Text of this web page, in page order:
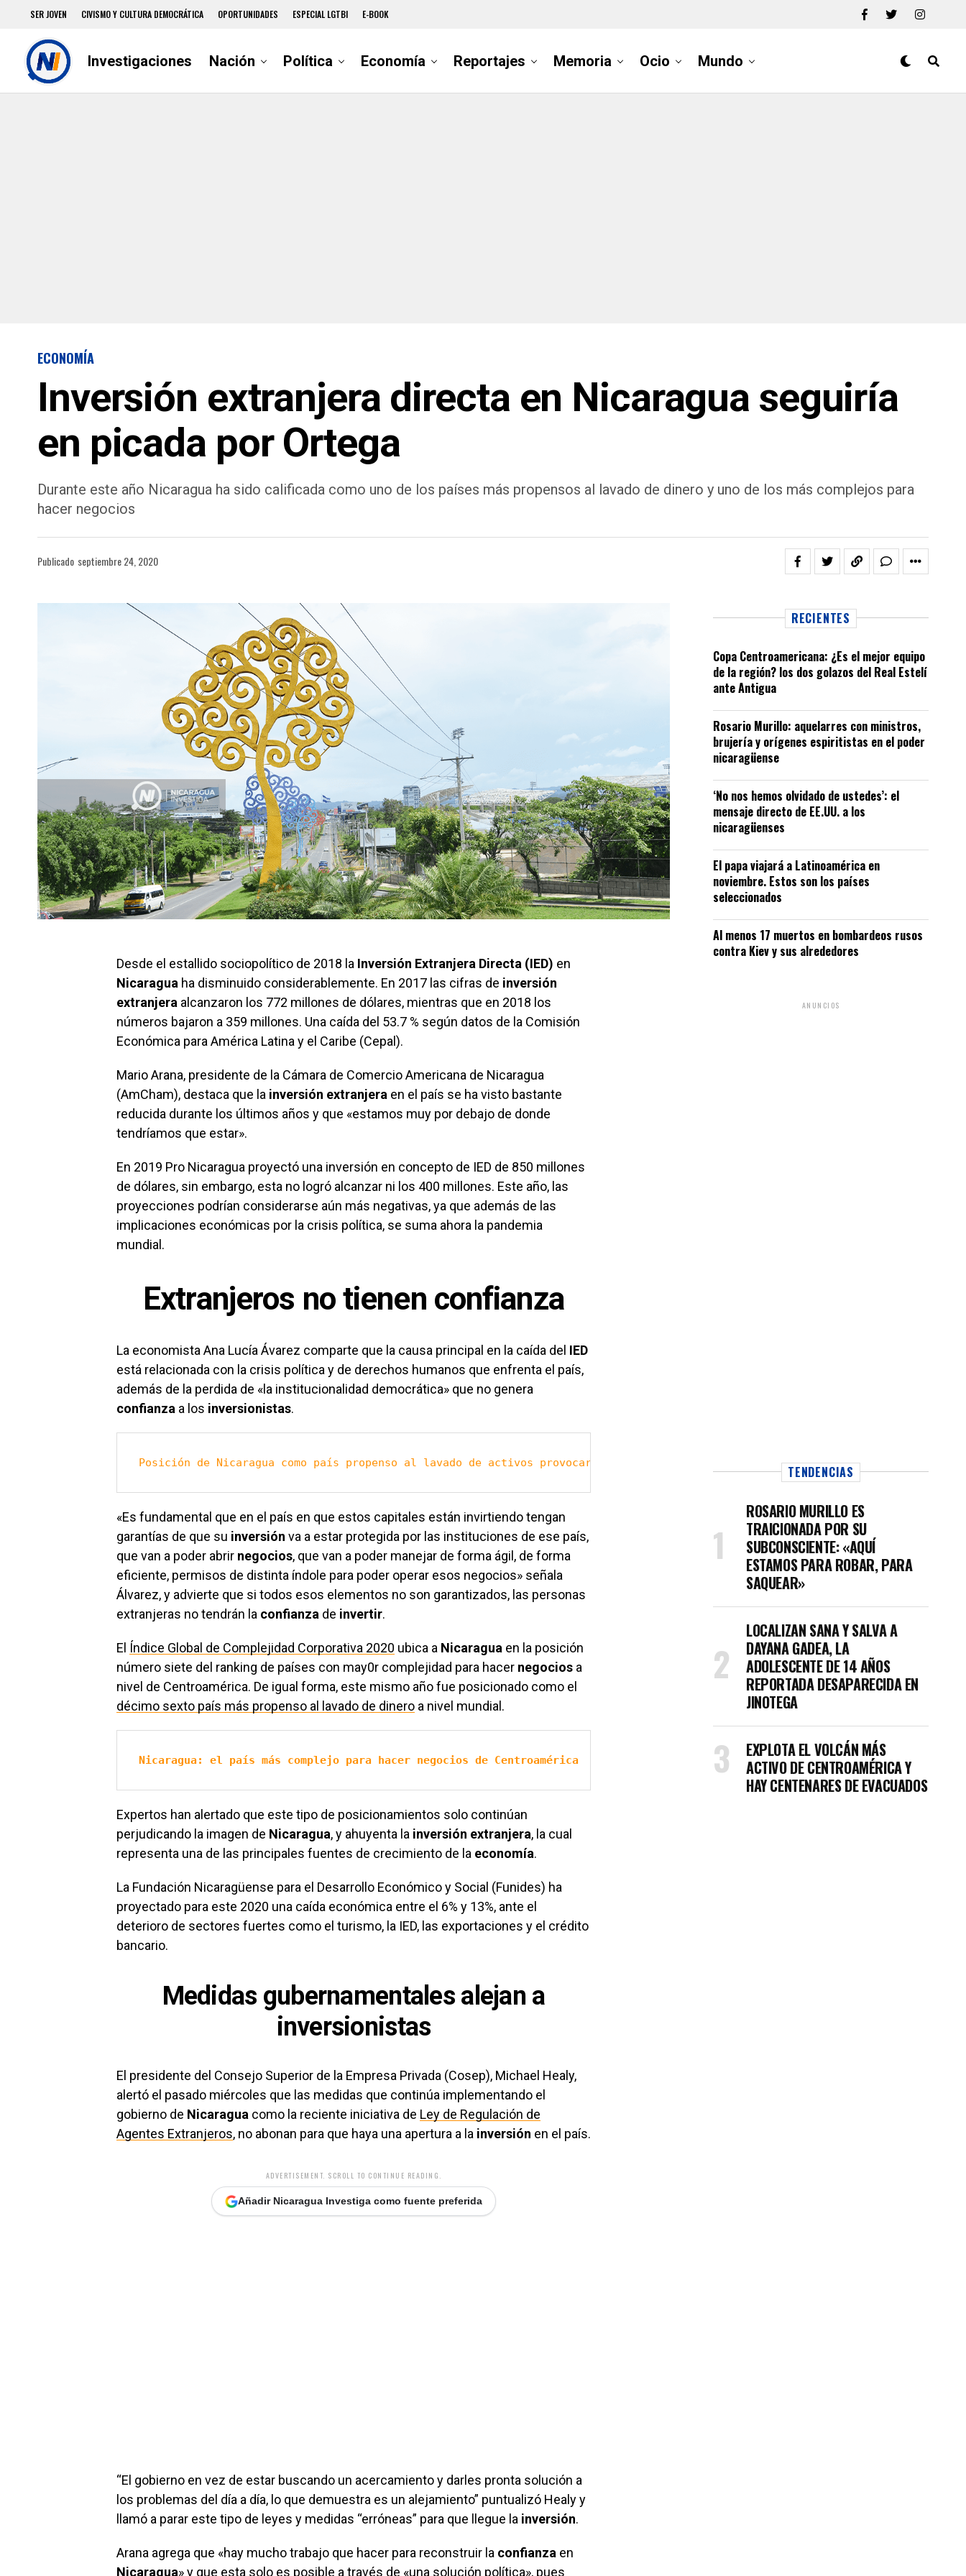
SER JOVEN CIVISMO Y CULTURA DEMOCRÁTICA OPORTUNIDADES ESPECIAL LGTBI E-BOOK
Investigaciones Nación Política Economía Reportajes Memoria Ocio Mundo
ECONOMÍA
Inversión extranjera directa en Nicaragua seguiría
en picada por Ortega
Durante este año Nicaragua ha sido calificada como uno de los países más propensos al lavado de dinero y uno de los más complejos para
hacer negocios
Publicado septiembre 24, 2020
Desde el estallido sociopolítico de 2018 la Inversión Extranjera Directa (IED) en
Nicaragua ha disminuido considerablemente. En 2017 las cifras de inversión
extranjera alcanzaron los 772 millones de dólares, mientras que en 2018 los
números bajaron a 359 millones. Una caída del 53.7 % según datos de la Comisión
Económica para América Latina y el Caribe (Cepal).
Mario Arana, presidente de la Cámara de Comercio Americana de Nicaragua
(AmCham), destaca que la inversión extranjera en el país se ha visto bastante
reducida durante los últimos años y que «estamos muy por debajo de donde
tendríamos que estar».
En 2019 Pro Nicaragua proyectó una inversión en concepto de IED de 850 millones
de dólares, sin embargo, esta no logró alcanzar ni los 400 millones. Este año, las
proyecciones podrían considerarse aún más negativas, ya que además de las
implicaciones económicas por la crisis política, se suma ahora la pandemia
mundial.
Extranjeros no tienen confianza
La economista Ana Lucía Ávarez comparte que la causa principal en la caída del IED
está relacionada con la crisis política y de derechos humanos que enfrenta el país,
además de la perdida de «la institucionalidad democrática» que no genera
confianza a los inversionistas.
Posición de Nicaragua como país propenso al lavado de activos provocará caída en las inversiones
«Es fundamental que en el país en que estos capitales están invirtiendo tengan
garantías de que su inversión va a estar protegida por las instituciones de ese país,
que van a poder abrir negocios, que van a poder manejar de forma ágil, de forma
eficiente, permisos de distinta índole para poder operar esos negocios» señala
Álvarez, y advierte que si todos esos elementos no son garantizados, las personas
extranjeras no tendrán la confianza de invertir.
El Índice Global de Complejidad Corporativa 2020 ubica a Nicaragua en la posición
número siete del ranking de países con may0r complejidad para hacer negocios a
nivel de Centroamérica. De igual forma, este mismo año fue posicionado como el
décimo sexto país más propenso al lavado de dinero a nivel mundial.
Nicaragua: el país más complejo para hacer negocios de Centroamérica
Expertos han alertado que este tipo de posicionamientos solo continúan
perjudicando la imagen de Nicaragua, y ahuyenta la inversión extranjera, la cual
representa una de las principales fuentes de crecimiento de la economía.
La Fundación Nicaragüense para el Desarrollo Económico y Social (Funides) ha
proyectado para este 2020 una caída económica entre el 6% y 13%, ante el
deterioro de sectores fuertes como el turismo, la IED, las exportaciones y el crédito
bancario.
Medidas gubernamentales alejan a
inversionistas
El presidente del Consejo Superior de la Empresa Privada (Cosep), Michael Healy,
alertó el pasado miércoles que las medidas que continúa implementando el
gobierno de Nicaragua como la reciente iniciativa de Ley de Regulación de
Agentes Extranjeros, no abonan para que haya una apertura a la inversión en el país.
ADVERTISEMENT. SCROLL TO CONTINUE READING.
Añadir Nicaragua Investiga como fuente preferida
“El gobierno en vez de estar buscando un acercamiento y darles pronta solución a
los problemas del día a día, lo que demuestra es un alejamiento” puntualizó Healy y
llamó a parar este tipo de leyes y medidas “erróneas” para que llegue la inversión.
Arana agrega que «hay mucho trabajo que hacer para reconstruir la confianza en
Nicaragua» y que esta solo es posible a través de «una solución política», pues
RECIENTES
Copa Centroamericana: ¿Es el mejor equipo
de la región? los dos golazos del Real Estelí
ante Antigua
Rosario Murillo: aquelarres con ministros,
brujería y orígenes espiritistas en el poder
nicaragüense
‘No nos hemos olvidado de ustedes’: el
mensaje directo de EE.UU. a los
nicaragüenses
El papa viajará a Latinoamérica en
noviembre. Estos son los países
seleccionados
Al menos 17 muertos en bombardeos rusos
contra Kiev y sus alrededores
ANUNCIOS
TENDENCIAS
ROSARIO MURILLO ES
TRAICIONADA POR SU
SUBCONSCIENTE: «AQUÍ
ESTAMOS PARA ROBAR, PARA
SAQUEAR»
LOCALIZAN SANA Y SALVA A
DAYANA GADEA, LA
ADOLESCENTE DE 14 AÑOS
REPORTADA DESAPARECIDA EN
JINOTEGA
EXPLOTA EL VOLCÁN MÁS
ACTIVO DE CENTROAMÉRICA Y
HAY CENTENARES DE EVACUADOS